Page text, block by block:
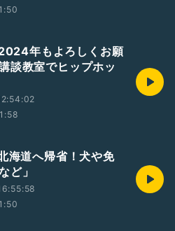
年もよろしくお願
談教室でヒップホッ
海道へ帰省！犬や免
ど」